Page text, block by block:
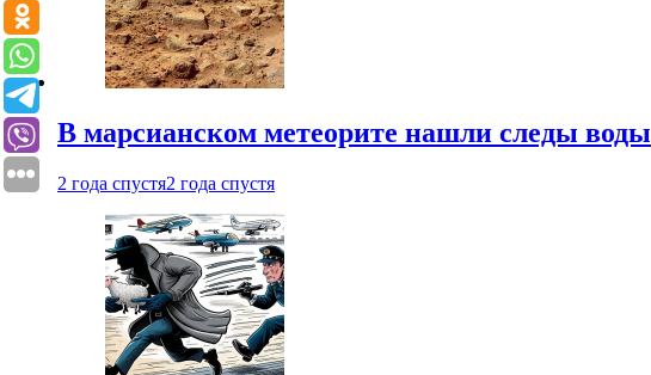
В марсианском метеорите нашли следы воды
2 года спустя2 года спустя